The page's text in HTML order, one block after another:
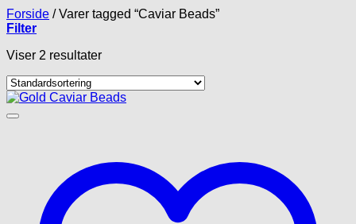
Forside /Varer tagged “Caviar Beads”
Filter
Viser 2 resultater